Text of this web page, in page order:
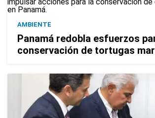
AMBIENTE
Panamá redobla esfuerzos
conservación de tortugas